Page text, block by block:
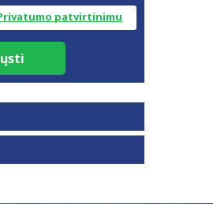
patvirtinimu